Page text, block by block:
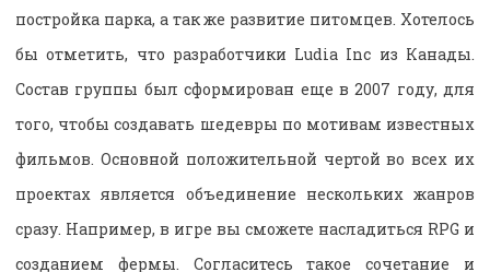
постройка парка, а так же развитие питомцев. Хотелось
бы отметить, что разработчики Ludia Inc из Канады.
Состав группы был сформирован еще в 2007 году, для
того, чтобы создавать шедевры по мотивам известных
фильмов. Основной положительной чертой во всех их
проектах является объединение нескольких жанров
сразу. Например, в игре вы сможете насладиться RPG и
созданием фермы. Согласитесь такое сочетание и